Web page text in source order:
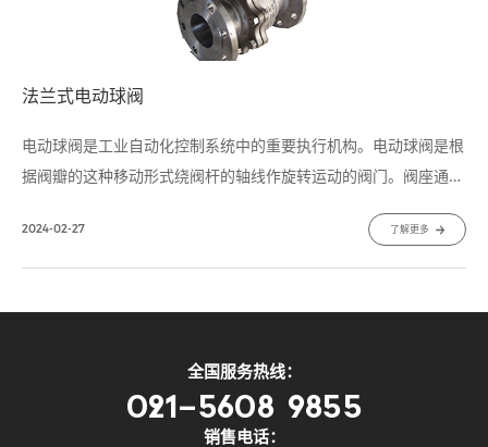
法兰式电动球阀
电动球阀是工业自动化控制系统中的重要执行机构。电动球阀是根
据阀瓣的这种移动形式绕阀杆的轴线作旋转运动的阀门。阀座通口
介质，亦可用于流体的调节与控制，是工业自动化过程控制的一种
管道压元件。
2024-02-27 了解更多
全国服务热线：
021-5608 9855
销售电话：